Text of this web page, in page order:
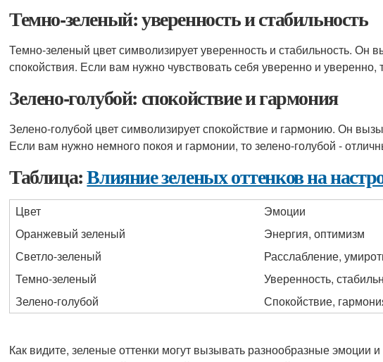
Темно-зеленый: уверенность и стабильность
Темно-зеленый цвет символизирует уверенность и стабильность. Он
спокойствия. Если вам нужно чувствовать себя уверенно и
Зелено-голубой: спокойствие и гармония
Зелено-голубой цвет символизирует спокойствие и гармонию. Он
Если вам нужно немного покоя и гармонии, то зелено-голубой -
Таблица:Влияние зеленых оттенков на
Цвет
Эмоции
Оранжевый зеленый
Энергия, оптимизм
Светло-зеленый
Расслабление,
Темно-зеленый
Уверенность,
Зелено-голубой
Спокойствие,
Как видите, зеленые оттенки могут вызывать разнообразные эмоции